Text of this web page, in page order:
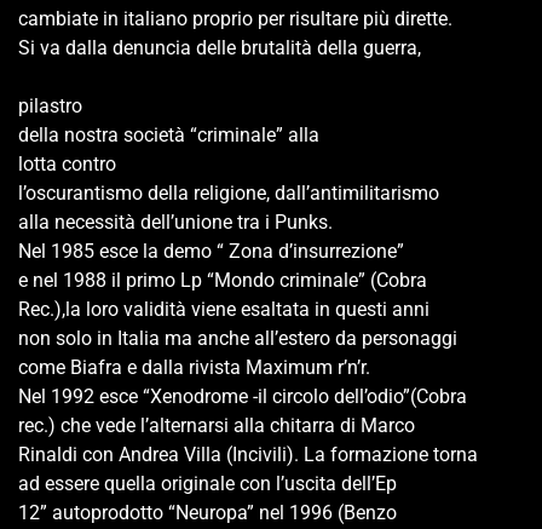
cambiate in italiano proprio per risultare più dirette.
Si va dalla denuncia delle brutalità della guerra,
pilastro
della nostra società “criminale” alla
lotta contro
l’oscurantismo della religione, dall’antimilitarismo
alla necessità dell’unione tra i Punks.
Nel 1985 esce la demo “ Zona d’insurrezione”
e nel 1988 il primo Lp “Mondo criminale” (Cobra
Rec.),la loro validità viene esaltata in questi anni
non solo in Italia ma anche all’estero da personaggi
come Biafra e dalla rivista Maximum r’n’r.
Nel 1992 esce “Xenodrome -il circolo dell’odio”(Cobra
rec.) che vede l’alternarsi alla chitarra di Marco
Rinaldi con Andrea Villa (Incivili). La formazione torna
ad essere quella originale con l’uscita dell’Ep
12” autoprodotto “Neuropa” nel 1996 (Benzo